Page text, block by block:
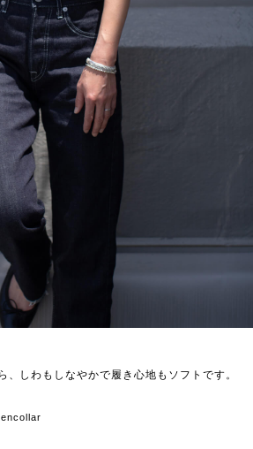
、しわもしなやかで履き心地もソフトです。